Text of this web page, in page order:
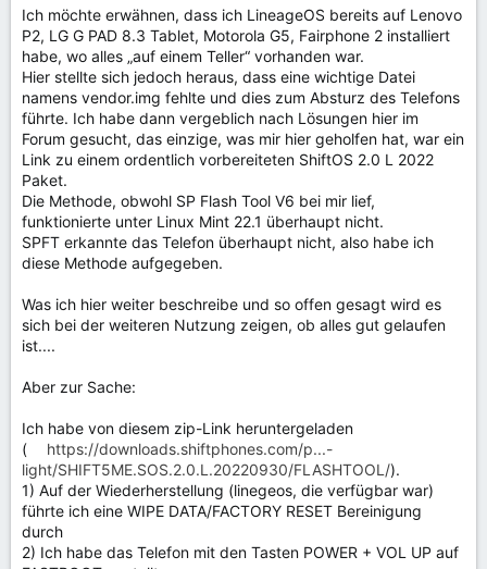
Ich möchte erwähnen, dass ich LineageOS bereits auf Lenovo
P2, LG G PAD 8.3 Tablet, Motorola G5, Fairphone 2 installiert
habe, wo alles „auf einem Teller“ vorhanden war.
Hier stellte sich jedoch heraus, dass eine wichtige Datei
namens vendor.img fehlte und dies zum Absturz des Telefons
führte. Ich habe dann vergeblich nach Lösungen hier im
Forum gesucht, das einzige, was mir hier geholfen hat, war ein
Link zu einem ordentlich vorbereiteten ShiftOS 2.0 L 2022
Paket.
Die Methode, obwohl SP Flash Tool V6 bei mir lief,
funktionierte unter Linux Mint 22.1 überhaupt nicht.
SPFT erkannte das Telefon überhaupt nicht, also habe ich
diese Methode aufgegeben.
Was ich hier weiter beschreibe und so offen gesagt wird es
sich bei der weiteren Nutzung zeigen, ob alles gut gelaufen
ist....
Aber zur Sache:
Ich habe von diesem zip-Link heruntergeladen
(
https://downloads.shiftphones.com/p...-
light/SHIFT5ME.SOS.2.0.L.20220930/FLASHTOOL/).
1) Auf der Wiederherstellung (linegeos, die verfügbar war)
führte ich eine WIPE DATA/FACTORY RESET Bereinigung
durch
2) Ich habe das Telefon mit den Tasten POWER + VOL UP auf